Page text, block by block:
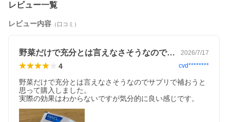
レビュー一覧
レビュー内容 （口コミ）
野菜だけで充分とは言えなさそうなのでサ… 2026/7/17
4 cvd********
野菜だけで充分とは言えなさそうなのでサプリで補おうと
思って購入しました。
実際の効果はわからないですが気分的に良い感じです。